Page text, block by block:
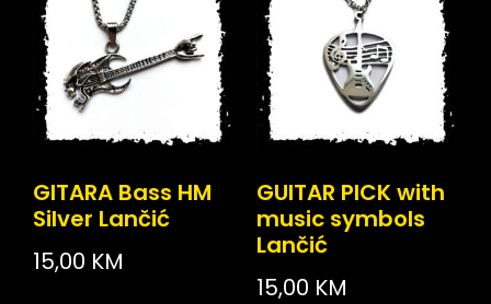
GITARA Bass HM
Silver Lančić
15,00 KM
GUITAR PICK with
music symbols
Lančić
15,00 KM